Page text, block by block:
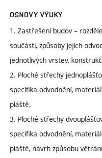
OSNOVY VÝUKY
1. Zastřešení budov –
součásti, způsoby jejich
jednotlivých vrstev,
2. Ploché střechy
specifika odvodnění,
pláště.
3. Ploché střechy
specifika odvodnění,
pláště, návrh způsobu